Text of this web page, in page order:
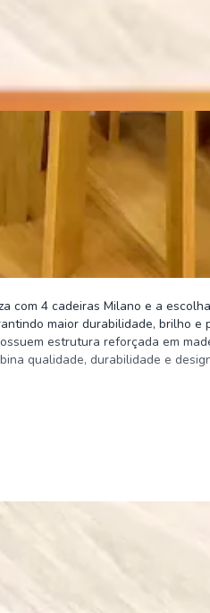
com 4 cadeiras Milano e a
maior durabilidade, brilho
estrutura reforçada em
qualidade, durabilidade e